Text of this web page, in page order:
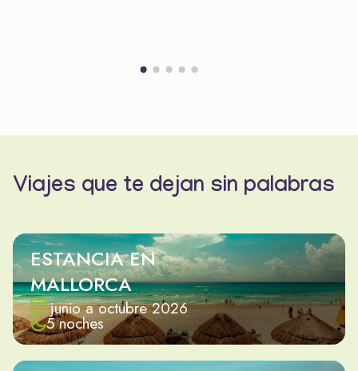
Viajes que te dejan sin palabras
ESTANCIA EN
MALLORCA
junio a octubre 2026
5 noches